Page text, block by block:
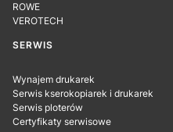
ROWE
VEROTECH
SERWIS
Wynajem drukarek
Serwis kserokopiarek i drukarek
Serwis ploterów
Certyfikaty serwisowe